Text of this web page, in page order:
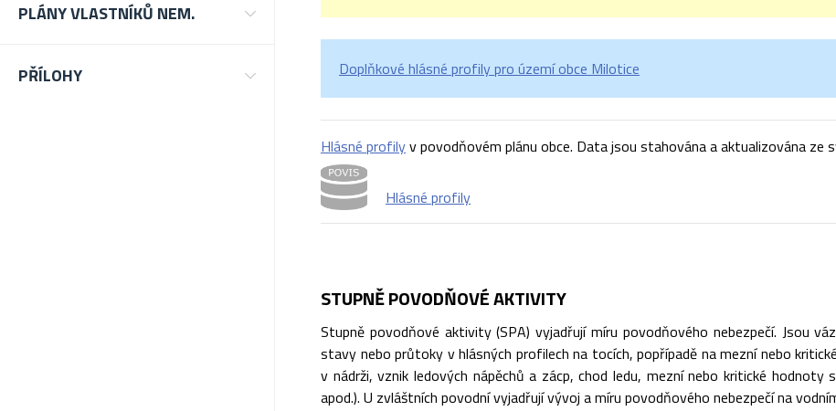
PLÁNY VLASTNÍKŮ NEM.
PŘÍLOHY Doplňkové hlásné profily pro území obce Milotice
Hlásné profilyv povodňovém plánu obce. Data jsou stahována a aktualizována
Hlásné profily
STUPNĚ POVODŇOVÉ AKTIVITY
Stupně povodňové aktivity (SPA) vyjadřují míru povodňového nebezpečí. Jsou
stavy nebo průtoky v hlásných profilech na tocích, popřípadě na mezní nebo
v nádrži, vznik ledových nápěchů a zácp, chod ledu, mezní nebo kritické hodnoty
apod.). U zvláštních povodní vyjadřují vývoj a míru povodňového nebezpečí na